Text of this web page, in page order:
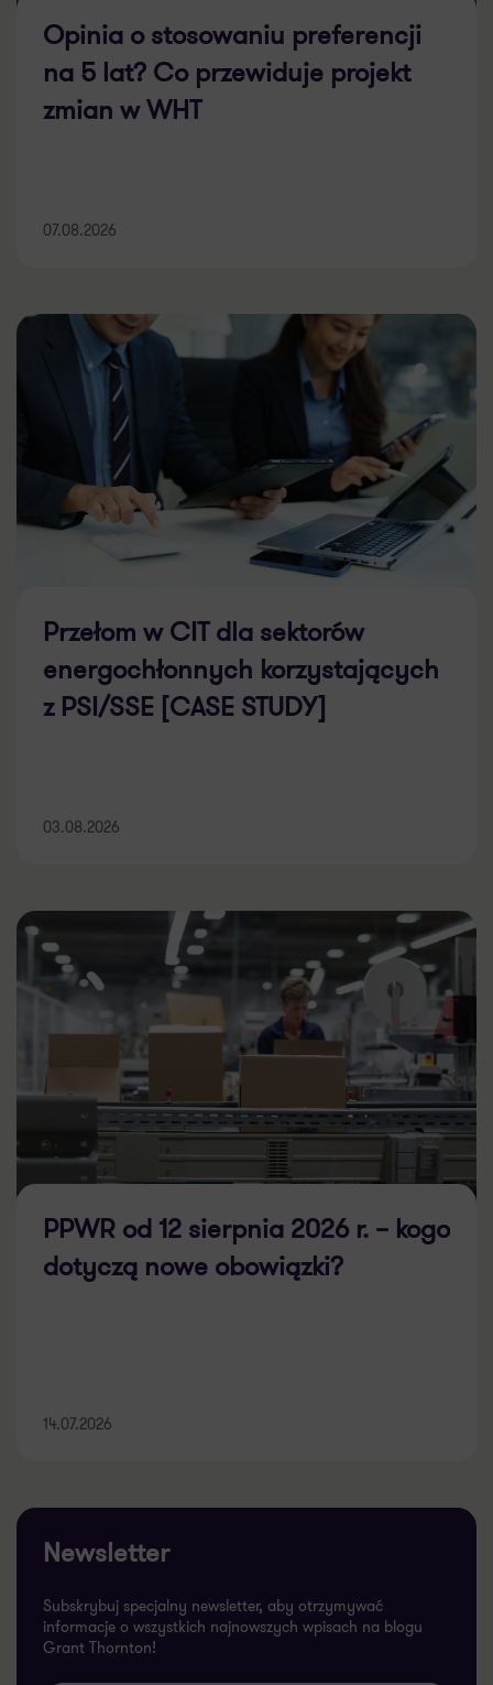
na 5 lat? Co przewiduje projekt
zmian w WHT
energochłonnych korzystających
z PSI/SSE [CASE STUDY]
dotyczą nowe obowiązki?
informacje o wszystkich najnowszych wpisach na blogu
Grant Thornton!
>>